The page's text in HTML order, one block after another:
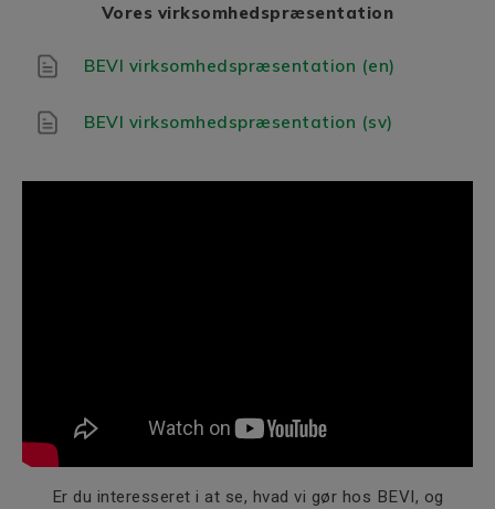
Vores virksomhedspræsentation
BEVI virksomhedspræsentation (en)
BEVI virksomhedspræsentation (sv)
Er du interesseret i at se, hvad vi gør hos BEVI, og